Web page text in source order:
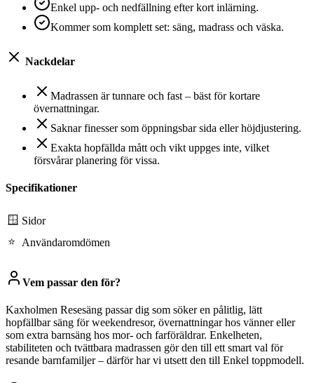
Enkel upp- och nedfällning efter kort inlärning.
Kommer som komplett set: säng, madrass och väska.
Nackdelar
Madrassen är tunnare och fast – bäst för kortare
övernattningar.
Saknar finesser som öppningsbar sida eller höjdjustering.
Exakta hopfällda mått och vikt uppges inte, vilket
försvårar planering för vissa.
Specifikationer
🪟 Sidor
⭐
Användaromdömen
Vem passar den för?
Kaxholmen Resesäng passar dig som söker en pålitlig, lätt
hopfällbar säng för weekendresor, övernattningar hos vänner eller
som extra barnsäng hos mor- och farföräldrar. Enkelheten,
stabiliteten och tvättbara madrassen gör den till ett smart val för
resande barnfamiljer – därför har vi utsett den till Enkel toppmodell.